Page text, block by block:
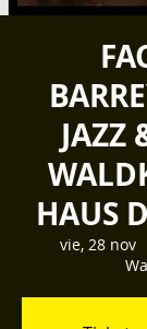
JAZZ
HAUS
vie, 28 nov